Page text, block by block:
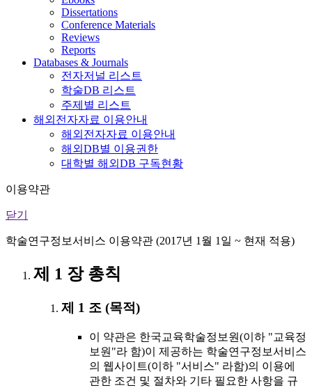
Dissertations
Conference Materials
Reviews
Reports
Databases & Journals
전자저널 리스트
학술DB 리스트
주제별 리스트
해외전자자료 이용안내
해외전자자료 이용안내
해외DB별 이용권한
대학별 해외DB 구독현황
이용약관
닫기
학술연구정보서비스 이용약관 (2017년 1월 1일 ~ 현재 적용)
제 1 장 총칙
제 1 조 (목적)
이 약관은 한국교육학술정보원(이하 "교육정
보원"라 함)이 제공하는 학술연구정보서비스
의 웹사이트(이하 "서비스" 라함)의 이용에
관한 조건 및 절차와 기타 필요한 사항을 규